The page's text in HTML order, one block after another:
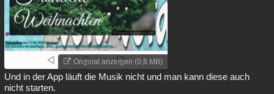
Original anzeigen (0,8 MB)
Und in der App läuft die Musik nicht und man kann diese auch
nicht starten.